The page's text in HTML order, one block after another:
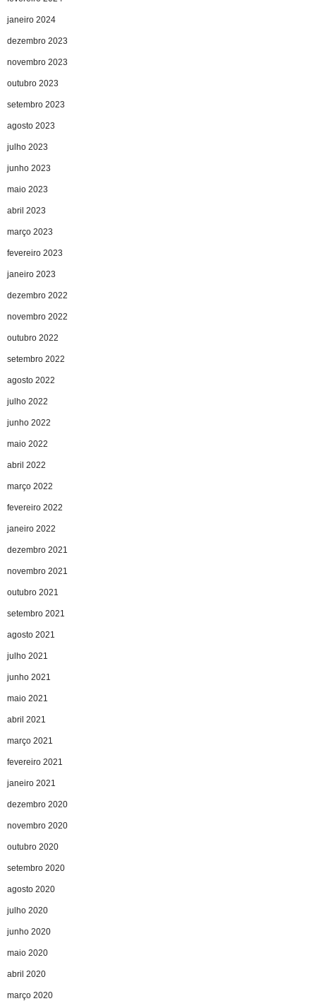
janeiro 2024
dezembro 2023
novembro 2023
outubro 2023
setembro 2023
agosto 2023
julho 2023
junho 2023
maio 2023
abril 2023
março 2023
fevereiro 2023
janeiro 2023
dezembro 2022
novembro 2022
outubro 2022
setembro 2022
agosto 2022
julho 2022
junho 2022
maio 2022
abril 2022
março 2022
fevereiro 2022
janeiro 2022
dezembro 2021
novembro 2021
outubro 2021
setembro 2021
agosto 2021
julho 2021
junho 2021
maio 2021
abril 2021
março 2021
fevereiro 2021
janeiro 2021
dezembro 2020
novembro 2020
outubro 2020
setembro 2020
agosto 2020
julho 2020
junho 2020
maio 2020
abril 2020
março 2020